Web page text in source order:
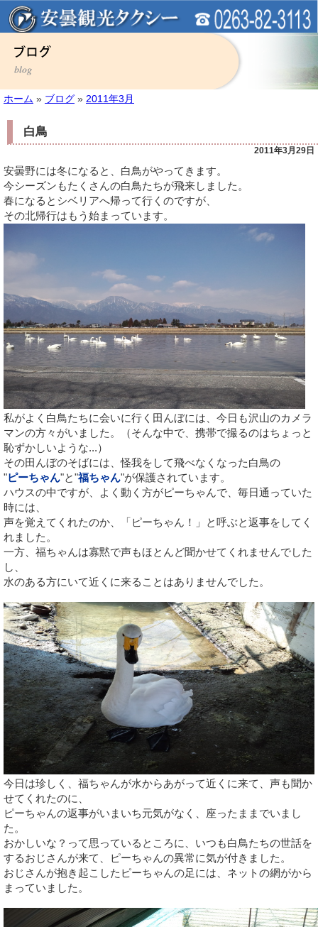
ホーム » ブログ » 2011年3月
白鳥
2011年3月29日
安曇野には冬になると、白鳥がやってきます。
今シーズンもたくさんの白鳥たちが飛来しました。
春になるとシベリアへ帰って行くのですが、
その北帰行はもう始まっています。
私がよく白鳥たちに会いに行く田んぼには、今日も沢山のカメラ
マンの方々がいました。（そんな中で、携帯で撮るのはちょっと
恥ずかしいような...）
その田んぼのそばには、怪我をして飛べなくなった白鳥の
"ピーちゃん"と"福ちゃん"が保護されています。
ハウスの中ですが、よく動く方がピーちゃんで、毎日通っていた
時には、
声を覚えてくれたのか、「ピーちゃん！」と呼ぶと返事をしてく
れました。
一方、福ちゃんは寡黙で声もほとんど聞かせてくれませんでした
し、
水のある方にいて近くに来ることはありませんでした。
今日は珍しく、福ちゃんが水からあがって近くに来て、声も聞か
せてくれたのに、
ピーちゃんの返事がいまいち元気がなく、座ったままでいまし
た。
おかしいな？って思っているところに、いつも白鳥たちの世話を
するおじさんが来て、ピーちゃんの異常に気が付きました。
おじさんが抱き起こしたピーちゃんの足には、ネットの網がから
まっていました。